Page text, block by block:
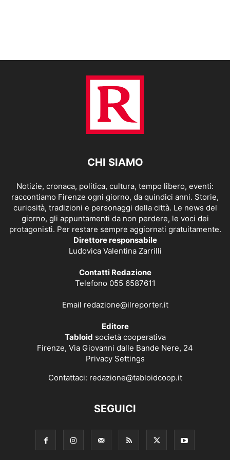
CHI SIAMO
Notizie, cronaca, politica, cultura, tempo libero, eventi:
raccontiamo Firenze ogni giorno, da quindici anni. Storie,
curiosità, tradizioni e personaggi della città. Le news del
giorno, gli appuntamenti da non perdere, le voci dei
protagonisti. Per restare sempre aggiornati gratuitamente.
Direttore responsabile
Ludovica Valentina Zarrilli
Contatti Redazione
Telefono 055 6587611
Email redazione@ilreporter.it
Editore
Tabloid società cooperativa
Firenze, Via Giovanni dalle Bande Nere, 24
Privacy Settings
Contattaci: redazione@tabloidcoop.it
SEGUICI